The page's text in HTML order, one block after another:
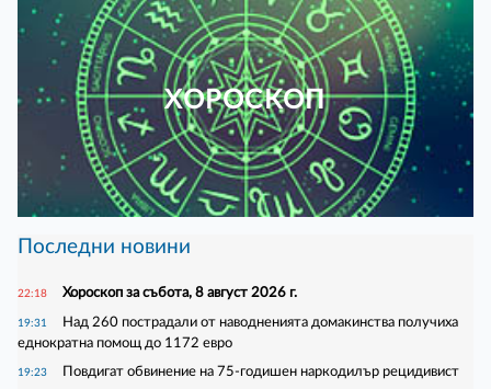
ХОРОСКОП
Последни новини
22:18 Хороскоп за събота, 8 август 2026 г.
19:31
Над 260 пострадали от наводненията домакинства получиха
еднократна помощ до 1172 евро
19:23 Повдигат обвинение на 75-годишен наркодилър рецидивист